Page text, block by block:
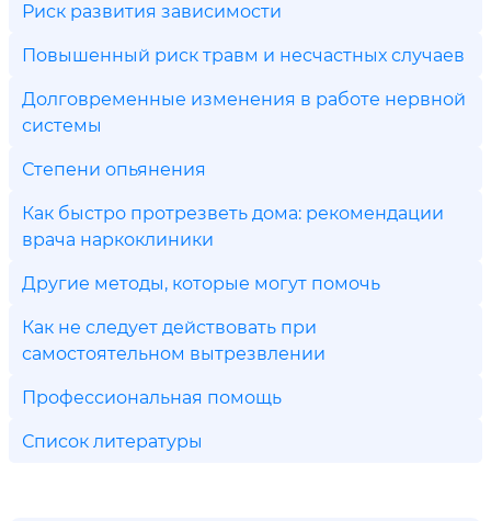
Риск развития зависимости
Повышенный риск травм и несчастных случаев
Долговременные изменения в работе нервной
системы
Степени опьянения
Как быстро протрезветь дома: рекомендации
врача наркоклиники
Другие методы, которые могут помочь
Как не следует действовать при
самостоятельном вытрезвлении
Профессиональная помощь
Список литературы